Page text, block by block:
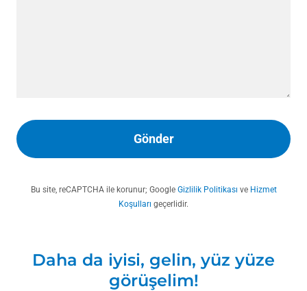
Gönder
Bu site, reCAPTCHA ile korunur; Google Gizlilik Politikası ve Hizmet
Koşulları geçerlidir.
Daha da iyisi, gelin, yüz yüze
görüşelim!